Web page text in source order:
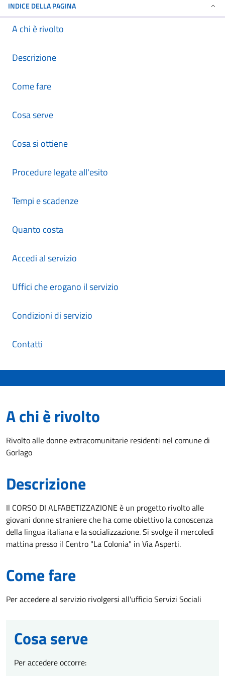
INDICE DELLA PAGINA
A chi è rivolto
Descrizione
Come fare
Cosa serve
Cosa si ottiene
Procedure legate all'esito
Tempi e scadenze
Quanto costa
Accedi al servizio
Uffici che erogano il servizio
Condizioni di servizio
Contatti
A chi è rivolto
Rivolto alle donne extracomunitarie residenti nel comune di
Gorlago
Descrizione
Il CORSO DI ALFABETIZZAZIONE è un progetto rivolto alle
giovani donne straniere che ha come obiettivo la conoscenza
della lingua italiana e la socializzazione. Si svolge il mercoledì
mattina presso il Centro "La Colonia" in Via Asperti.
Come fare
Per accedere al servizio rivolgersi all'ufficio Servizi Sociali
Cosa serve
Per accedere occorre: